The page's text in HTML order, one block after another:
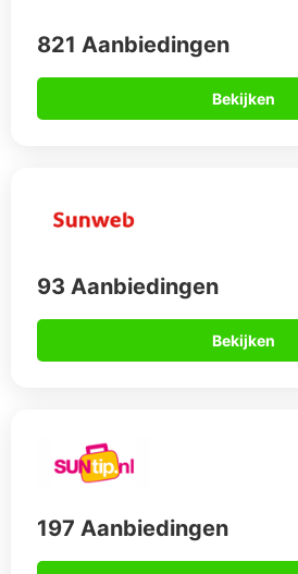
821 Aanbiedingen
Bekijken
93 Aanbiedingen
Bekijken
197 Aanbiedingen